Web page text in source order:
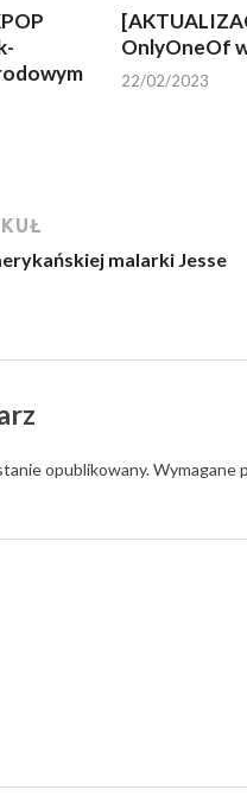
OnlyOneOf
22/02/2023
malarki Jesse
opublikowany.Wymagane